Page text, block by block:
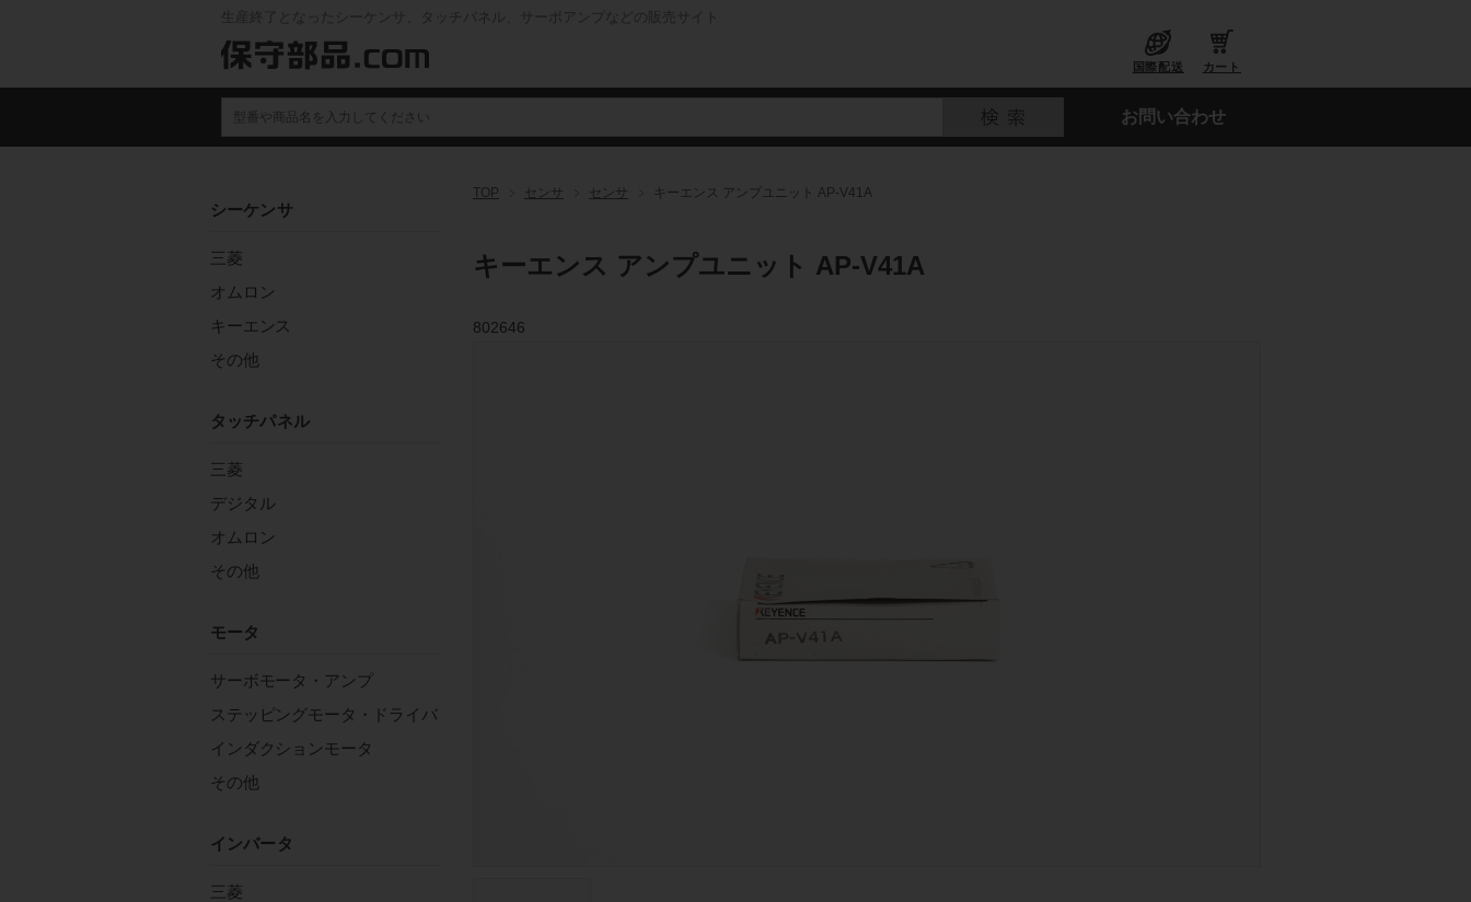
生産終了となったシーケンサ、タッチパネル、サーボアンプなどの販売サイト
国際配送 カート
お問い合わせ
TOP センサ センサ キーエンス アンプユニット AP-V41A
キーエンス アンプユニット AP-V41A
802646
シーケンサ
三菱
オムロン
キーエンス
その他
タッチパネル
三菱
デジタル
オムロン
その他
モータ
サーボモータ・アンプ
ステッピングモータ・ドライバ
インダクションモータ
その他
インバータ
三菱